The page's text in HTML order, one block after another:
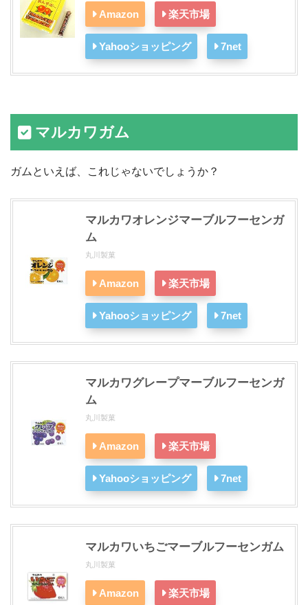
Amazon 楽天市場
Yahooショッピング 7net
マルカワガム
ガムといえば、これじゃないでしょうか？
マルカワオレンジマーブルフーセンガ
ム
丸川製菓
Amazon 楽天市場
Yahooショッピング 7net
マルカワグレープマーブルフーセンガ
ム
丸川製菓
Amazon 楽天市場
Yahooショッピング 7net
マルカワいちごマーブルフーセンガム
丸川製菓
Amazon 楽天市場